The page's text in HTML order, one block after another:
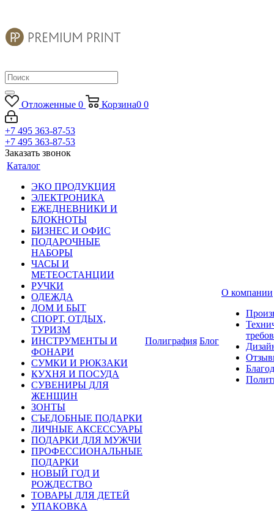
Отложенные 0 Корзина0 0
+7 495 363-87-53
+7 495 363-87-53
Заказать звонок
Каталог
ЭКО ПРОДУКЦИЯ
ЭЛЕКТРОНИКА
ЕЖЕДНЕВНИКИ И
БЛОКНОТЫ
БИЗНЕС И ОФИС
ПОДАРОЧНЫЕ
НАБОРЫ
ЧАСЫ И
МЕТЕОСТАНЦИИ
РУЧКИ
ОДЕЖДА
ДОМ И БЫТ
СПОРТ, ОТДЫХ,
ТУРИЗМ
ИНСТРУМЕНТЫ И
ФОНАРИ
СУМКИ И РЮКЗАКИ
КУХНЯ И ПОСУДА
СУВЕНИРЫ ДЛЯ
ЖЕНЩИН
ЗОНТЫ
СЪЕДОБНЫЕ ПОДАРКИ
ЛИЧНЫЕ АКСЕССУАРЫ
ПОДАРКИ ДЛЯ МУЖЧИ
ПРОФЕССИОНАЛЬНЫЕ
ПОДАРКИ
НОВЫЙ ГОД И
РОЖДЕСТВО
ТОВАРЫ ДЛЯ ДЕТЕЙ
УПАКОВКА
Полиграфия Блог
О компании